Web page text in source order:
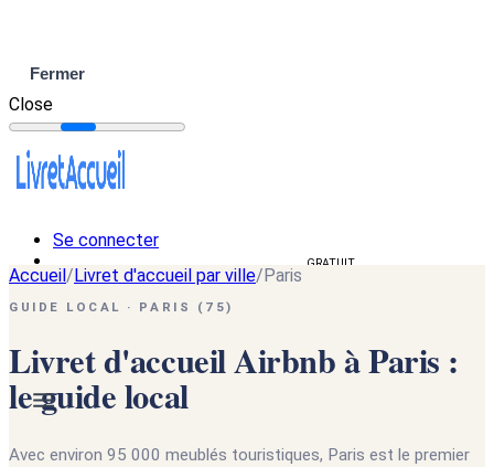
Fermer
Close
Se connecter
GRATUIT
🇫🇷
🇺🇸
Accueil / Livret d'accueil par ville/ Paris
GUIDE LOCAL · PARIS (75)
Livret d'accueil Airbnb à Paris :
le guide local
Avec environ 95 000 meublés touristiques, Paris est le premier